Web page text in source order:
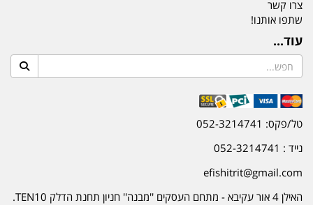
צרו קשר
שתפו אותנו!
עוד...
טל/פקס: 052-3214741
נייד : 052-3214741
efishitrit@gmail.com
האילן 4 אור עקיבא - מתחם העסקים ''מבנה'' חניון תחנת הדלק TEN10.